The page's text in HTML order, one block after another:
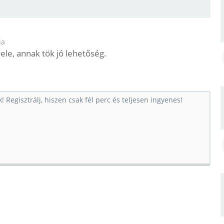
annak tök jó lehetőség.